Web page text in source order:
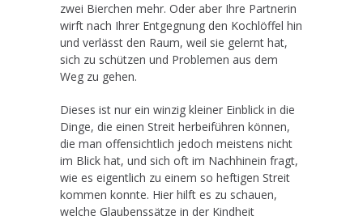
zwei Bierchen mehr. Oder aber Ihre Partnerin
wirft nach Ihrer Entgegnung den Kochlöffel hin
und verlässt den Raum, weil sie gelernt hat,
sich zu schützen und Problemen aus dem
Weg zu gehen.
Dieses ist nur ein winzig kleiner Einblick in die
Dinge, die einen Streit herbeiführen können,
die man offensichtlich jedoch meistens nicht
im Blick hat, und sich oft im Nachhinein fragt,
wie es eigentlich zu einem so heftigen Streit
kommen konnte. Hier hilft es zu schauen,
welche Glaubenssätze in der Kindheit